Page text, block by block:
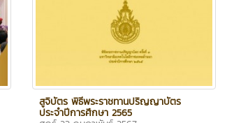
สูจิบัตร พิธีพระราชทานปริญญาบัตร
ประจำปีการศึกษา 2565